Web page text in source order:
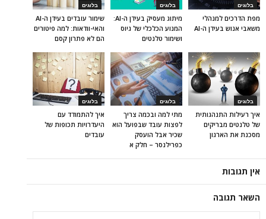
בלוגים
שימור עובדים בעידן ה-AI
והאי-וודאות: למה פיטורים
הם לא פתרון קסם
בלוגים
מיתוג מעסיק בעידן ה-AI:
המנוע הכלכלי של גיוס
ושימור טלנטים
בלוגים
מפת הדרכים למנהלי
משאבי אנוש בעידן ה-AI
בלוגים
איך להתמודד עם
היעדרויות תכופות של
עובדים
בלוגים
מתי למה ובכמה צריך
לפצות עובד שבפועל הוא
שכיר אבל הועסק
כפרילנסר – חלק א
בלוגים
איך רעילות התנהגותית
של טלנטים מבריקים
מסכנת את הארגון
אין תגובות
השאר תגובה